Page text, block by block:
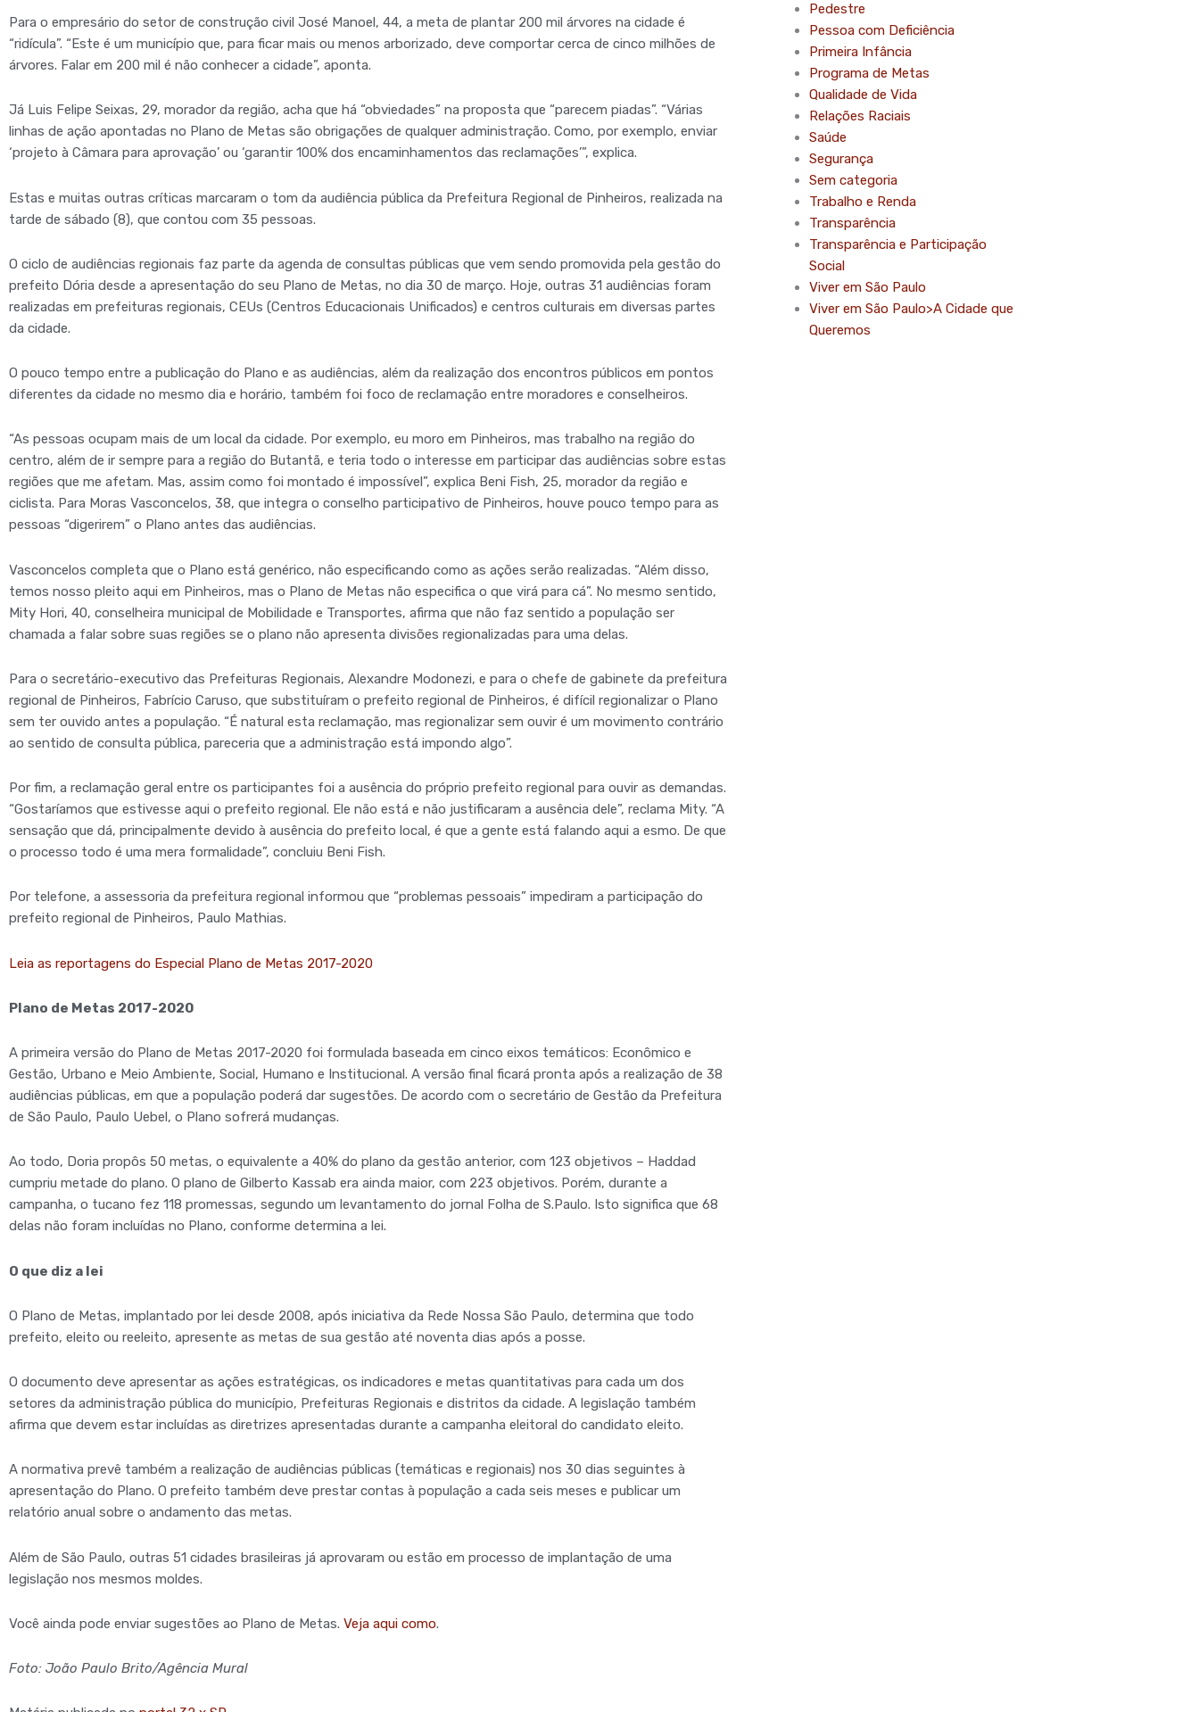
Para o empresário do setor de construção civil José Manoel, 44, a meta de plantar 200 mil árvores na cidade é
“ridícula”. “Este é um município que, para ficar mais ou menos arborizado, deve comportar cerca de cinco milhões de
árvores. Falar em 200 mil é não conhecer a cidade”, aponta.
Já Luis Felipe Seixas, 29, morador da região, acha que há “obviedades” na proposta que “parecem piadas”. “Várias
linhas de ação apontadas no Plano de Metas são obrigações de qualquer administração. Como, por exemplo, enviar
‘projeto à Câmara para aprovação’ ou ‘garantir 100% dos encaminhamentos das reclamações’”, explica.
Estas e muitas outras críticas marcaram o tom da audiência pública da Prefeitura Regional de Pinheiros, realizada na
tarde de sábado (8), que contou com 35 pessoas.
O ciclo de audiências regionais faz parte da agenda de consultas públicas que vem sendo promovida pela gestão do
prefeito Dória desde a apresentação do seu Plano de Metas, no dia 30 de março. Hoje, outras 31 audiências foram
realizadas em prefeituras regionais, CEUs (Centros Educacionais Unificados) e centros culturais em diversas partes
da cidade.
O pouco tempo entre a publicação do Plano e as audiências, além da realização dos encontros públicos em pontos
diferentes da cidade no mesmo dia e horário, também foi foco de reclamação entre moradores e conselheiros.
“As pessoas ocupam mais de um local da cidade. Por exemplo, eu moro em Pinheiros, mas trabalho na região do
centro, além de ir sempre para a região do Butantã, e teria todo o interesse em participar das audiências sobre estas
regiões que me afetam. Mas, assim como foi montado é impossível”, explica Beni Fish, 25, morador da região e
ciclista. Para Moras Vasconcelos, 38, que integra o conselho participativo de Pinheiros, houve pouco tempo para as
pessoas “digerirem” o Plano antes das audiências.
Vasconcelos completa que o Plano está genérico, não especificando como as ações serão realizadas. “Além disso,
temos nosso pleito aqui em Pinheiros, mas o Plano de Metas não especifica o que virá para cá”. No mesmo sentido,
Mity Hori, 40, conselheira municipal de Mobilidade e Transportes, afirma que não faz sentido a população ser
chamada a falar sobre suas regiões se o plano não apresenta divisões regionalizadas para uma delas.
Para o secretário-executivo das Prefeituras Regionais, Alexandre Modonezi, e para o chefe de gabinete da prefeitura
regional de Pinheiros, Fabrício Caruso, que substituíram o prefeito regional de Pinheiros, é difícil regionalizar o Plano
sem ter ouvido antes a população. “É natural esta reclamação, mas regionalizar sem ouvir é um movimento contrário
ao sentido de consulta pública, pareceria que a administração está impondo algo”.
Por fim, a reclamação geral entre os participantes foi a ausência do próprio prefeito regional para ouvir as demandas.
“Gostaríamos que estivesse aqui o prefeito regional. Ele não está e não justificaram a ausência dele”, reclama Mity. “A
sensação que dá, principalmente devido à ausência do prefeito local, é que a gente está falando aqui a esmo. De que
o processo todo é uma mera formalidade”, concluiu Beni Fish.
Por telefone, a assessoria da prefeitura regional informou que “problemas pessoais” impediram a participação do
prefeito regional de Pinheiros, Paulo Mathias.
Leia as reportagens do Especial Plano de Metas 2017-2020
Plano de Metas 2017-2020
A primeira versão do Plano de Metas 2017-2020 foi formulada baseada em cinco eixos temáticos: Econômico e
Gestão, Urbano e Meio Ambiente, Social, Humano e Institucional. A versão final ficará pronta após a realização de 38
audiências públicas, em que a população poderá dar sugestões. De acordo com o secretário de Gestão da Prefeitura
de São Paulo, Paulo Uebel, o Plano sofrerá mudanças.
Ao todo, Doria propôs 50 metas, o equivalente a 40% do plano da gestão anterior, com 123 objetivos – Haddad
cumpriu metade do plano. O plano de Gilberto Kassab era ainda maior, com 223 objetivos. Porém, durante a
campanha, o tucano fez 118 promessas, segundo um levantamento do jornal Folha de S.Paulo. Isto significa que 68
delas não foram incluídas no Plano, conforme determina a lei.
O que diz a lei
O Plano de Metas, implantado por lei desde 2008, após iniciativa da Rede Nossa São Paulo, determina que todo
prefeito, eleito ou reeleito, apresente as metas de sua gestão até noventa dias após a posse.
O documento deve apresentar as ações estratégicas, os indicadores e metas quantitativas para cada um dos
setores da administração pública do município, Prefeituras Regionais e distritos da cidade. A legislação também
afirma que devem estar incluídas as diretrizes apresentadas durante a campanha eleitoral do candidato eleito.
A normativa prevê também a realização de audiências públicas (temáticas e regionais) nos 30 dias seguintes à
apresentação do Plano. O prefeito também deve prestar contas à população a cada seis meses e publicar um
relatório anual sobre o andamento das metas.
Além de São Paulo, outras 51 cidades brasileiras já aprovaram ou estão em processo de implantação de uma
legislação nos mesmos moldes.
Você ainda pode enviar sugestões ao Plano de Metas. Veja aqui como.
Foto: João Paulo Brito/Agência Mural
Pedestre
Pessoa com Deficiência
Primeira Infância
Programa de Metas
Qualidade de Vida
Relações Raciais
Saúde
Segurança
Sem categoria
Trabalho e Renda
Transparência
Transparência e Participação
Social
Viver em São Paulo
Viver em São Paulo>A Cidade que
Queremos